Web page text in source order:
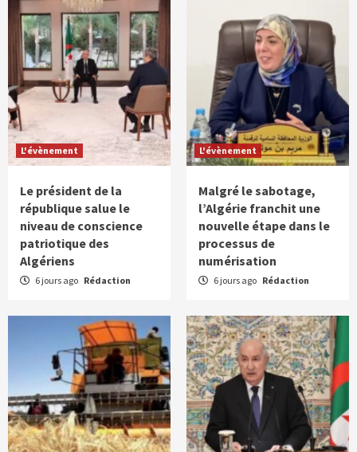
L'évènement
Le président de la
république salue le
niveau de conscience
patriotique des
Algériens
6 jours ago Rédaction
L'évènement
Malgré le sabotage,
l’Algérie franchit une
nouvelle étape dans le
processus de
numérisation
6 jours ago Rédaction